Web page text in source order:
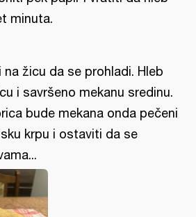
minuta.
žicu da se prohladi. Hleb
i savršeno mekanu sredinu.
bude mekana onda pečeni
krpu i ostaviti da se